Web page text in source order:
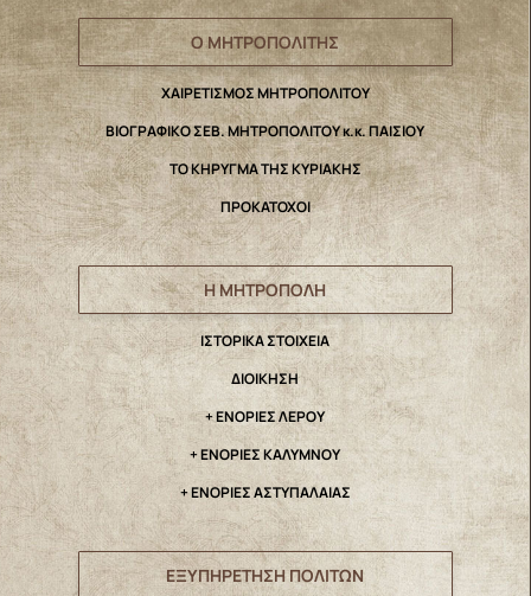
Ο ΜΗΤΡΟΠΟΛΙΤΗΣ
ΧΑΙΡΕΤΙΣΜΟΣ ΜΗΤΡΟΠΟΛΙΤΟΥ
ΒΙΟΓΡΑΦΙΚΟ ΣΕΒ. ΜΗΤΡΟΠΟΛΙΤΟΥ κ.κ. ΠΑΙΣΙΟΥ
ΤΟ ΚΗΡΥΓΜΑ ΤΗΣ ΚΥΡΙΑΚΗΣ
ΠΡΟΚΑΤΟΧΟΙ
Η ΜΗΤΡΟΠΟΛΗ
IΣΤΟΡΙΚΑ ΣΤΟΙΧΕΙΑ
ΔΙΟΙΚΗΣΗ
+ ΕΝΟΡΙΕΣ ΛΕΡΟΥ
+ ΕΝΟΡΙΕΣ ΚΑΛΥΜΝΟΥ
+ ΕΝΟΡΙΕΣ ΑΣΤΥΠΑΛΑΙΑΣ
ΕΞΥΠΗΡΕΤΗΣΗ ΠΟΛΙΤΩΝ